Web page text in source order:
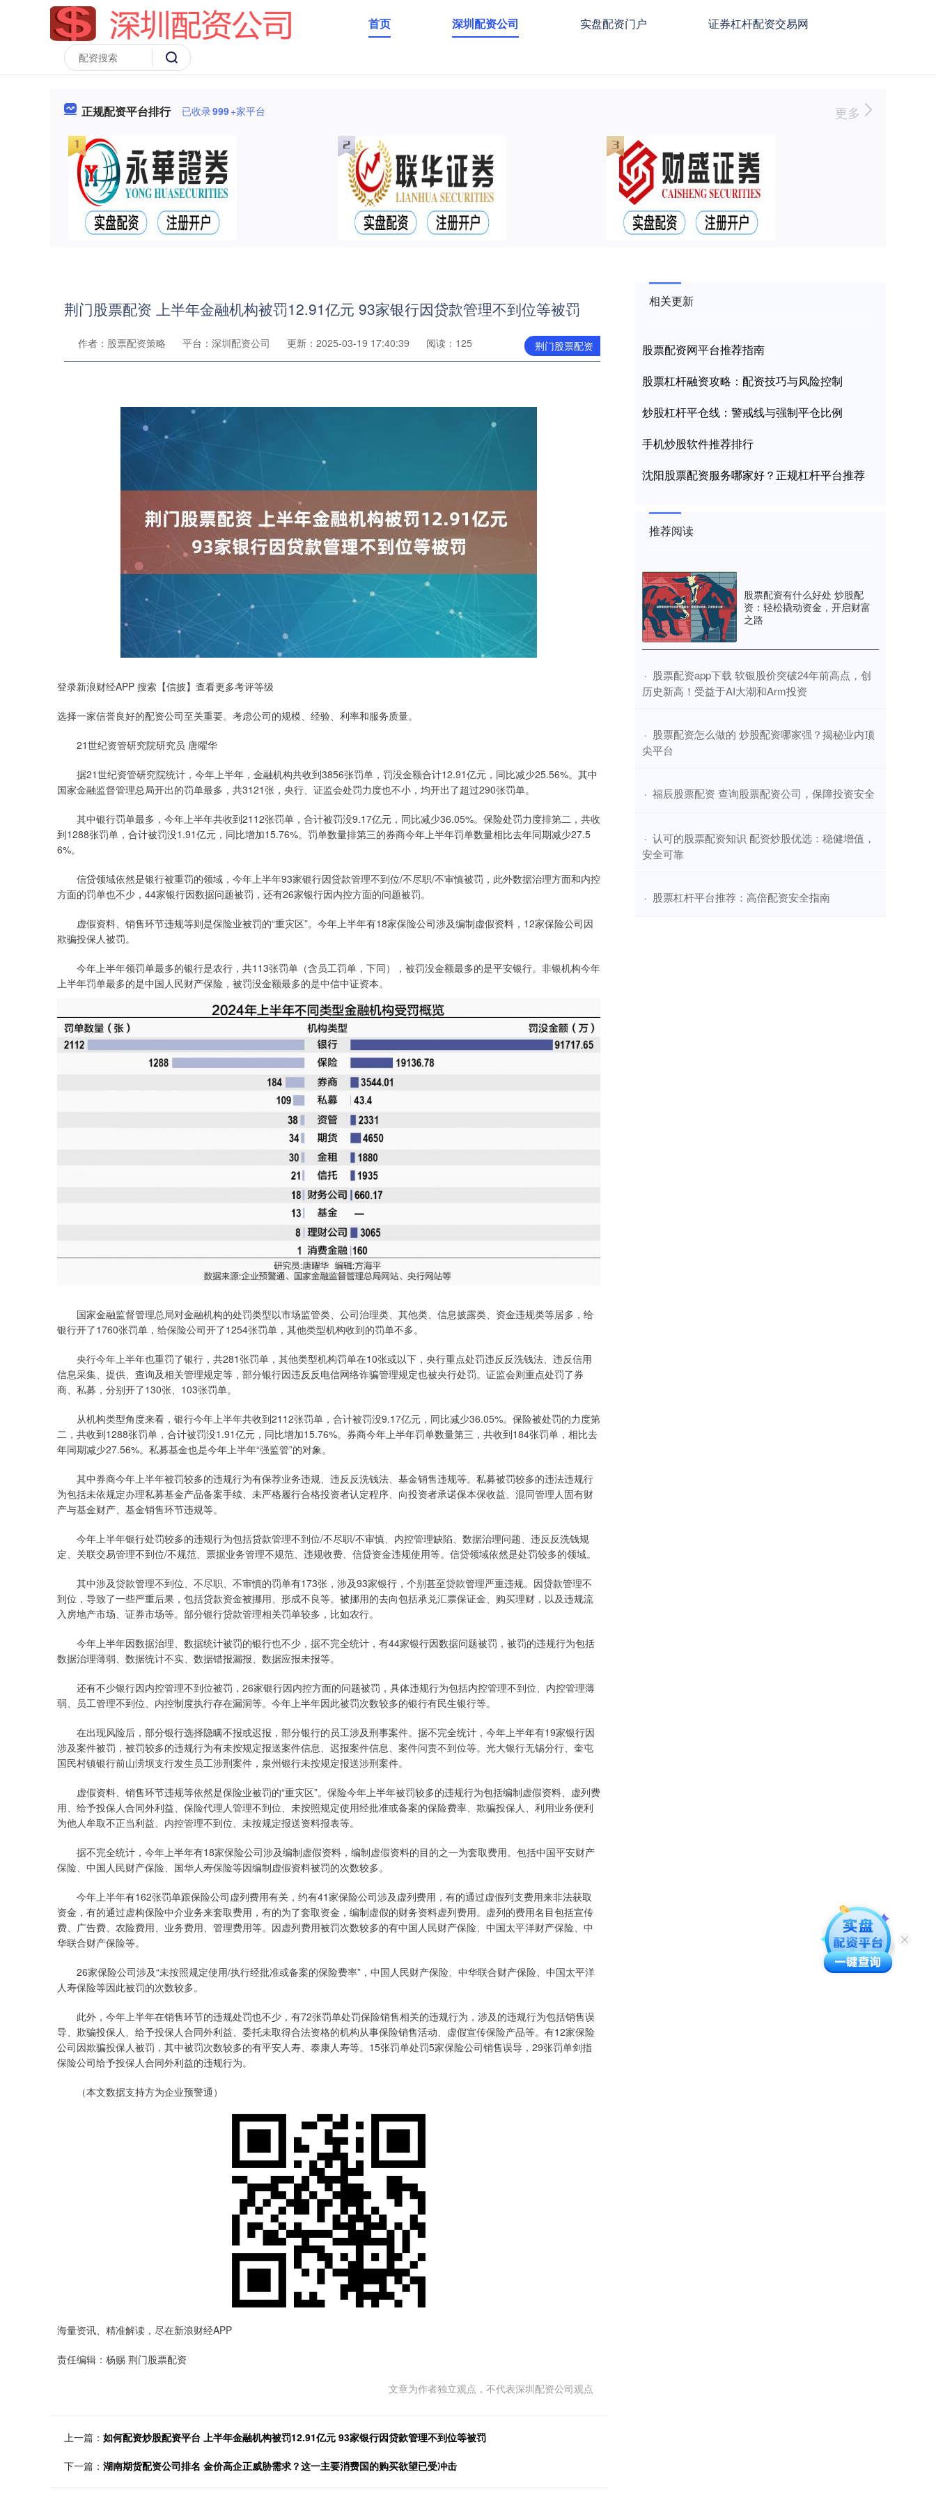
首页 深圳配资公司 实盘配资门户 证券杠杆配资交易网
正规配资平台排行 已收录999+家平台 更多
荆门股票配资 上半年金融机构被罚12.91亿元 93家银行因贷款管理不到位等被罚
荆门股票配资
作者：股票配资策略 平台：深圳配资公司 更新：2025-03-19 17:40:39 阅读：125
登录新浪财经APP 搜索【信披】查看更多考评等级
选择一家信誉良好的配资公司至关重要。考虑公司的规模、经验、利率和服务质量。
21世纪资管研究院研究员 唐曜华
据21世纪资管研究院统计，今年上半年，金融机构共收到3856张罚单，罚没金额合计12.91亿元，同比减少25.56%。其中
国家金融监督管理总局开出的罚单最多，共3121张，央行、证监会处罚力度也不小，均开出了超过290张罚单。
其中银行罚单最多，今年上半年共收到2112张罚单，合计被罚没9.17亿元，同比减少36.05%。保险处罚力度排第二，共收
到1288张罚单，合计被罚没1.91亿元，同比增加15.76%。罚单数量排第三的券商今年上半年罚单数量相比去年同期减少27.5
6%。
信贷领域依然是银行被重罚的领域，今年上半年93家银行因贷款管理不到位/不尽职/不审慎被罚，此外数据治理方面和内控
方面的罚单也不少，44家银行因数据问题被罚，还有26家银行因内控方面的问题被罚。
虚假资料、销售环节违规等则是保险业被罚的“重灾区”。今年上半年有18家保险公司涉及编制虚假资料，12家保险公司因
欺骗投保人被罚。
今年上半年领罚单最多的银行是农行，共113张罚单（含员工罚单，下同），被罚没金额最多的是平安银行。非银机构今年
上半年罚单最多的是中国人民财产保险，被罚没金额最多的是中信中证资本。
国家金融监督管理总局对金融机构的处罚类型以市场监管类、公司治理类、其他类、信息披露类、资金违规类等居多，给
银行开了1760张罚单，给保险公司开了1254张罚单，其他类型机构收到的罚单不多。
央行今年上半年也重罚了银行，共281张罚单，其他类型机构罚单在10张或以下，央行重点处罚违反反洗钱法、违反信用
信息采集、提供、查询及相关管理规定等，部分银行因违反反电信网络诈骗管理规定也被央行处罚。证监会则重点处罚了券
商、私募，分别开了130张、103张罚单。
从机构类型角度来看，银行今年上半年共收到2112张罚单，合计被罚没9.17亿元，同比减少36.05%。保险被处罚的力度第
二，共收到1288张罚单，合计被罚没1.91亿元，同比增加15.76%。券商今年上半年罚单数量第三，共收到184张罚单，相比去
年同期减少27.56%。私募基金也是今年上半年“强监管”的对象。
其中券商今年上半年被罚较多的违规行为有保荐业务违规、违反反洗钱法、基金销售违规等。私募被罚较多的违法违规行
为包括未依规定办理私募基金产品备案手续、未严格履行合格投资者认定程序、向投资者承诺保本保收益、混同管理人固有财
产与基金财产、基金销售环节违规等。
今年上半年银行处罚较多的违规行为包括贷款管理不到位/不尽职/不审慎、内控管理缺陷、数据治理问题、违反反洗钱规
定、关联交易管理不到位/不规范、票据业务管理不规范、违规收费、信贷资金违规使用等。信贷领域依然是处罚较多的领域。
其中涉及贷款管理不到位、不尽职、不审慎的罚单有173张，涉及93家银行，个别甚至贷款管理严重违规。因贷款管理不
到位，导致了一些严重后果，包括贷款资金被挪用、形成不良等。被挪用的去向包括承兑汇票保证金、购买理财，以及违规流
入房地产市场、证券市场等。部分银行贷款管理相关罚单较多，比如农行。
今年上半年因数据治理、数据统计被罚的银行也不少，据不完全统计，有44家银行因数据问题被罚，被罚的违规行为包括
数据治理薄弱、数据统计不实、数据错报漏报、数据应报未报等。
还有不少银行因内控管理不到位被罚，26家银行因内控方面的问题被罚，具体违规行为包括内控管理不到位、内控管理薄
弱、员工管理不到位、内控制度执行存在漏洞等。今年上半年因此被罚次数较多的银行有民生银行等。
在出现风险后，部分银行选择隐瞒不报或迟报，部分银行的员工涉及刑事案件。据不完全统计，今年上半年有19家银行因
涉及案件被罚，被罚较多的违规行为有未按规定报送案件信息、迟报案件信息、案件问责不到位等。光大银行无锡分行、奎屯
国民村镇银行前山涝坝支行发生员工涉刑案件，泉州银行未按规定报送涉刑案件。
虚假资料、销售环节违规等依然是保险业被罚的“重灾区”。保险今年上半年被罚较多的违规行为包括编制虚假资料、虚列费
用、给予投保人合同外利益、保险代理人管理不到位、未按照规定使用经批准或备案的保险费率、欺骗投保人、利用业务便利
为他人牟取不正当利益、内控管理不到位、未按规定报送资料报表等。
据不完全统计，今年上半年有18家保险公司涉及编制虚假资料，编制虚假资料的目的之一为套取费用。包括中国平安财产
保险、中国人民财产保险、国华人寿保险等因编制虚假资料被罚的次数较多。
今年上半年有162张罚单跟保险公司虚列费用有关，约有41家保险公司涉及虚列费用，有的通过虚假列支费用来非法获取
资金，有的通过虚构保险中介业务来套取费用，有的为了套取资金，编制虚假的财务资料虚列费用。虚列的费用名目包括宣传
费、广告费、农险费用、业务费用、管理费用等。因虚列费用被罚次数较多的有中国人民财产保险、中国太平洋财产保险、中
华联合财产保险等。
26家保险公司涉及“未按照规定使用/执行经批准或备案的保险费率”，中国人民财产保险、中华联合财产保险、中国太平洋
人寿保险等因此被罚的次数较多。
此外，今年上半年在销售环节的违规处罚也不少，有72张罚单处罚保险销售相关的违规行为，涉及的违规行为包括销售误
导、欺骗投保人、给予投保人合同外利益、委托未取得合法资格的机构从事保险销售活动、虚假宣传保险产品等。有12家保险
公司因欺骗投保人被罚，其中被罚次数较多的有平安人寿、泰康人寿等。15张罚单处罚5家保险公司销售误导，29张罚单剑指
保险公司给予投保人合同外利益的违规行为。
（本文数据支持方为企业预警通）
海量资讯、精准解读，尽在新浪财经APP
责任编辑：杨赐 荆门股票配资
文章为作者独立观点，不代表深圳配资公司观点
上一篇： 如何配资炒股配资平台 上半年金融机构被罚12.91亿元 93家银行因贷款管理不到位等被罚
下一篇： 湖南期货配资公司排名 金价高企正威胁需求？这一主要消费国的购买欲望已受冲击
相关更新
股票配资网平台推荐指南
股票杠杆融资攻略：配资技巧与风险控制
炒股杠杆平仓线：警戒线与强制平仓比例
手机炒股软件推荐排行
沈阳股票配资服务哪家好？正规杠杆平台推荐
推荐阅读
股票配资有什么好处 炒股配
资：轻松撬动资金，开启财富
之路
· ​股票配资app下载 软银股价突破24年前高点，创
历史新高！受益于AI大潮和Arm投资
· ​股票配资怎么做的 炒股配资哪家强？揭秘业内顶
尖平台
· ​福辰股票配资 查询股票配资公司，保障投资安全
· ​认可的股票配资知识 配资炒股优选：稳健增值，
安全可靠
· ​股票杠杆平台推荐：高倍配资安全指南